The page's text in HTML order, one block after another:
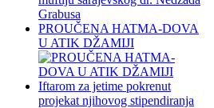
PROUČENA HATMA-DOVA
U ATIK DŽAMIJI
Iftarom za jetime pokrenut
projekat njihovog stipendiranja